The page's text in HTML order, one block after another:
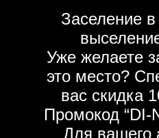
Заселение
Уже желаете
это место?
вас скидка
Промокод “DI-
Для вашего